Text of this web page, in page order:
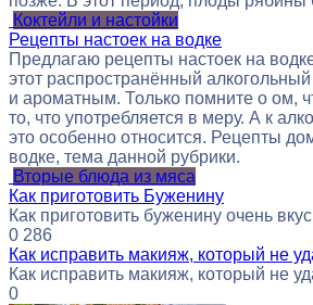
Коктейли и настойки
Рецепты настоек на водке
Предлагаю рецепты настоек на
этот распространённый
и ароматным. Только помните о ом,
то, что употребляется в меру. А к
это особенно относится. Рецепты
водке, тема данной рубрики.
Вторые блюда из мяса
Как приготовить Буженину
Как приготовить буженину очень
0 286
Как исправить макияж, который не
Как исправить макияж, который не
0